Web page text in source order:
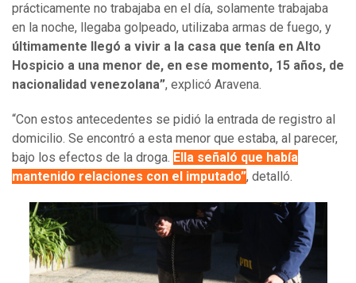
prácticamente no trabajaba en el día, solamente trabajaba
en la noche, llegaba golpeado, utilizaba armas de fuego, y
últimamente llegó a vivir a la casa que tenía en Alto
Hospicio a una menor de, en ese momento, 15 años, de
nacionalidad venezolana”, explicó Aravena.
“Con estos antecedentes se pidió la entrada de registro al
domicilio. Se encontró a esta menor que estaba, al parecer,
bajo los efectos de la droga. Ella señaló que había
mantenido relaciones con el imputado”, detalló.